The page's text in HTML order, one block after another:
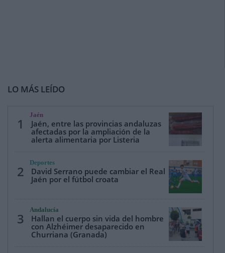
LO MÁS LEÍDO
1
Jaén
Jaén, entre las provincias andaluzas
afectadas por la ampliación de la
alerta alimentaria por Listeria
2
Deportes
David Serrano puede cambiar el Real
Jaén por el fútbol croata
3
Andalucía
Hallan el cuerpo sin vida del hombre
con Alzhéimer desaparecido en
Churriana (Granada)